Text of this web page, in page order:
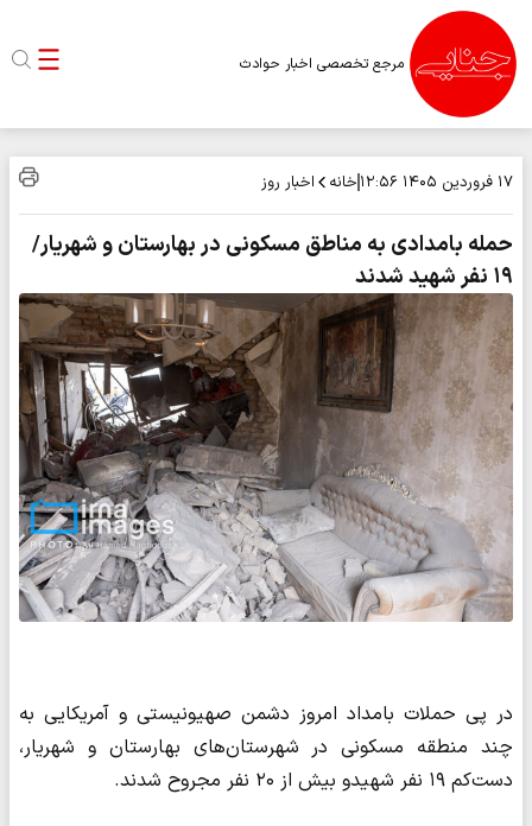
مرجع تخصصی اخبار حوادث
۱۷ فروردین ۱۴۰۵ ۱۲:۵۶ خانه اخبار روز
حمله بامدادی به مناطق مسکونی در بهارستان و شهریار/
۱۹ نفر شهید شدند
در پی حملات بامداد امروز دشمن صهیونیستی و آمریکایی به
چند منطقه مسکونی در شهرستان‌های بهارستان و شهریار،
دست‌کم ۱۹ نفر شهیدو بیش از ۲۰ نفر مجروح شدند.